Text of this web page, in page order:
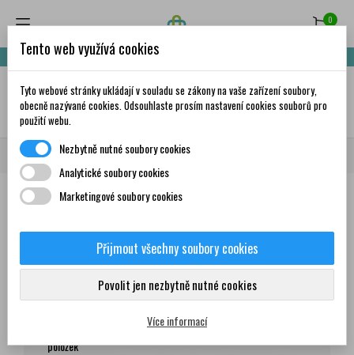
0
Nakupte za 999,- Kč a získáte dopravu zdarma!
✦AI
Domů Všichni dodavatelé Naturprodukt
Seznam produktů dodavatele
Naturprodukt
položek
Tento web využívá cookies
Tyto webové stránky ukládají v souladu se zákony na vaše zařízení soubory,
obecně nazývané cookies. Odsouhlaste prosím nastavení cookies souborů pro
použití webu.
Nezbytně nutné soubory cookies
Analytické soubory cookies
Marketingové soubory cookies
Přijmout všechny soubory cookies
Povolit jen nezbytně nutné cookies
Více informací